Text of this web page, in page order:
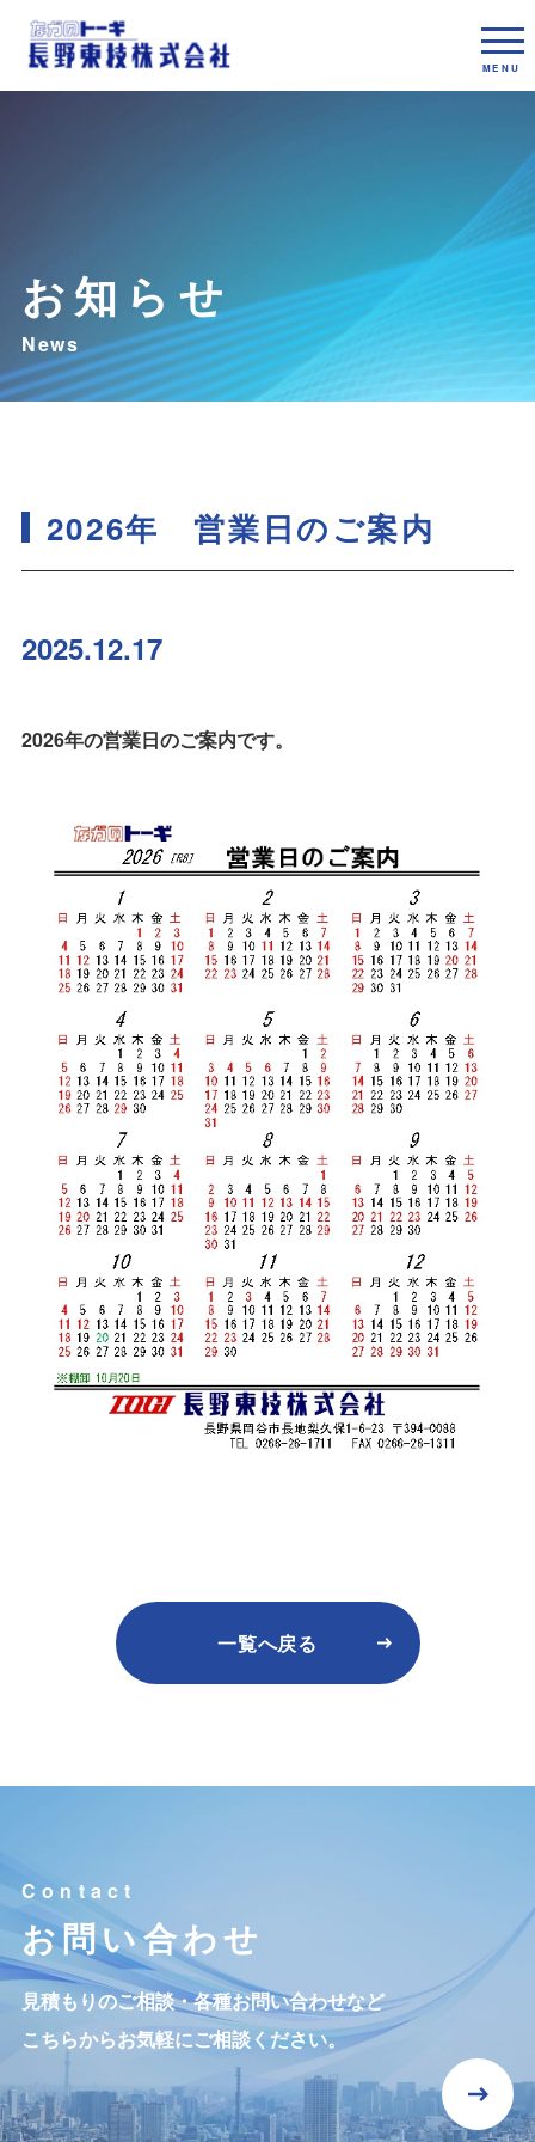
お知らせ
2026年 営業日のご案内
2025.12.17
2026年の営業日のご案内です。
一覧へ戻る
お問い合わせ
見積もりのご相談・各種お問い合わせなど
こちらからお気軽にご相談ください。